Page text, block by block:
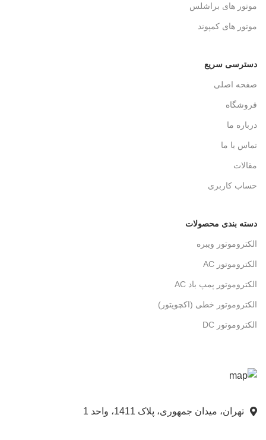
موتور های براشلس
موتور های کمپوند
دسترسی سریع
صفحه اصلی
فروشگاه
درباره ما
تماس با ما
مقالات
حساب کاربری
دسته بندی محصولات
الکتروموتور ویبره
الکتروموتور AC
الکتروموتور پمپ باد AC
الکتروموتور خطی (اکچویتور)
الکتروموتور DC
تهران، میدان جمهوری، پلاک 1411، واحد 1